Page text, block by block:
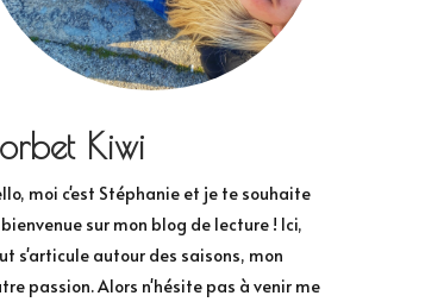
Kiwi
moi c'est Stéphanie et je te souhaite
sur mon blog de lecture ! Ici,
s'articule autour des saisons, mon
passion. Alors n'hésite pas à venir me